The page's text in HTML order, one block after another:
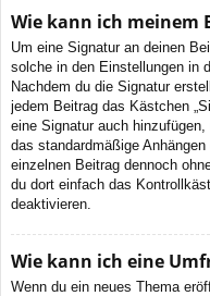
Wie kann ich meinem
Um eine Signatur an deinen
solche in den Einstellungen in
Nachdem du die Signatur
jedem Beitrag das Kästchen
eine Signatur auch
das standardmäßige
einzelnen Beitrag dennoch
du dort einfach das
deaktivieren.
Wie kann ich eine
Wenn du ein neues Thema